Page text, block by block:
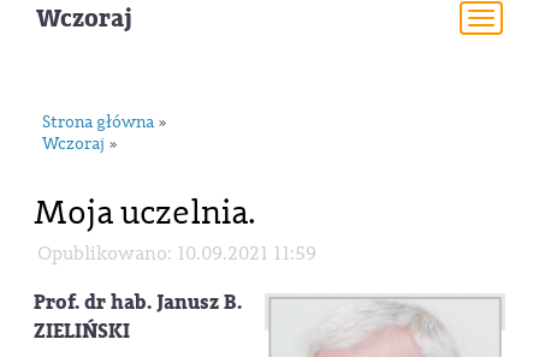
Wczoraj
Strona główna »
Wczoraj »
Moja uczelnia.
Opublikowano: 10.09.2021 11:59
Prof. dr hab. Janusz B.
ZIELIŃSKI